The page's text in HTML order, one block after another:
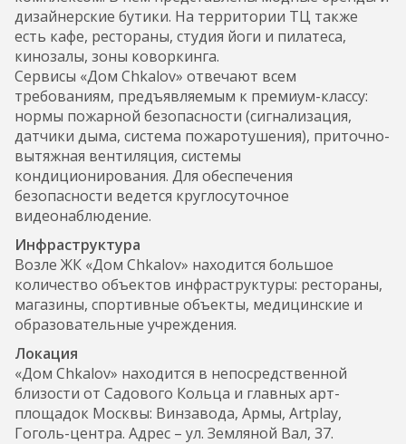
дизайнерские бутики. На территории ТЦ также
есть кафе, рестораны, студия йоги и пилатеса,
кинозалы, зоны коворкинга.
Сервисы «Дом Chkalov» отвечают всем
требованиям, предъявляемым к премиум-классу:
нормы пожарной безопасности (сигнализация,
датчики дыма, система пожаротушения), приточно-
вытяжная вентиляция, системы
кондиционирования. Для обеспечения
безопасности ведется круглосуточное
видеонаблюдение.
Инфраструктура
Возле ЖК «Дом Chkalov» находится большое
количество объектов инфраструктуры: рестораны,
магазины, спортивные объекты, медицинские и
образовательные учреждения.
Локация
«Дом Chkalov» находится в непосредственной
близости от Садового Кольца и главных арт-
площадок Москвы: Винзавода, Армы, Artplay,
Гоголь-центра. Адрес – ул. Земляной Вал, 37.